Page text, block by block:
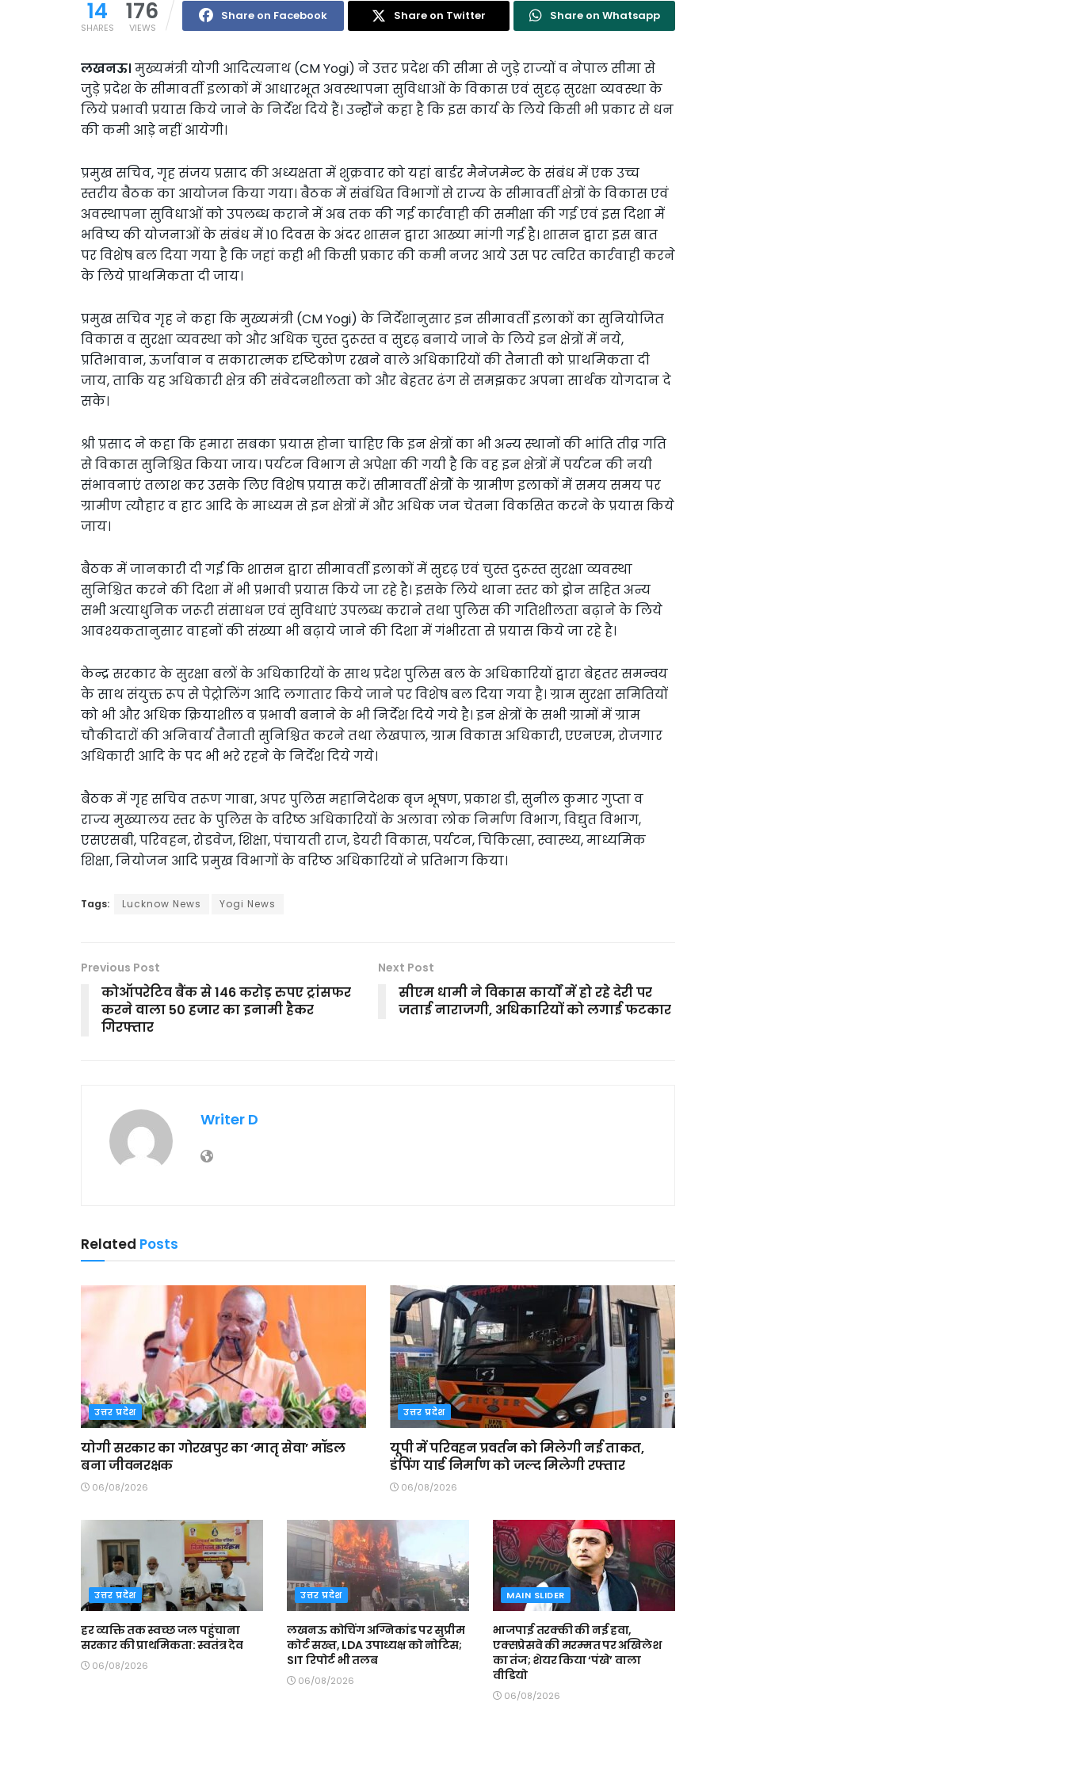
14
SHARES
176
VIEWS
Share on Facebook Share on Twitter Share on Whatsapp
लखनऊ। मुख्यमंत्री योगी आदित्यनाथ (CM Yogi) ने उत्तर प्रदेश की सीमा से जुड़े राज्यों व नेपाल सीमा से
जुड़े प्रदेश के सीमावर्ती इलाकों में आधारभूत अवस्थापना सुविधाओं के विकास एवं सुदृढ़ सुरक्षा व्यवस्था के
लिये प्रभावी प्रयास किये जाने के निर्देश दिये हैं। उन्होेंने कहा है कि इस कार्य के लिये किसी भी प्रकार से धन
की कमी आड़े नहीं आयेगी।
प्रमुख सचिव, गृह संजय प्रसाद की अध्यक्षता में शुक्रवार को यहां बार्डर मैनेजमेन्ट के संबंध में एक उच्च
स्तरीय बैठक का आयोजन किया गया। बैठक में संबंधित विभागों से राज्य के सीमावर्ती क्षेत्रों के विकास एवं
अवस्थापना सुविधाओं को उपलब्ध कराने में अब तक की गई कार्रवाही की समीक्षा की गई एवं इस दिशा में
भविष्य की योजनाओं के संबंध में 10 दिवस के अंदर शासन द्वारा आख्या मांगी गई है। शासन द्वारा इस बात
पर विशेष बल दिया गया है कि जहां कही भी किसी प्रकार की कमी नजर आये उस पर त्वरित कार्रवाही करने
के लिये प्राथमिकता दी जाय।
प्रमुख सचिव गृह ने कहा कि मुख्यमंत्री (CM Yogi) के निर्देशानुसार इन सीमावर्ती इलाकों का सुनियोजित
विकास व सुरक्षा व्यवस्था को और अधिक चुस्त दुरूस्त व सुदृढ़ बनाये जाने के लिये इन क्षेत्रों में नये,
प्रतिभावान, ऊर्जावान व सकारात्मक दृष्टिकोण रखने वाले अधिकारियों की तैनाती को प्राथमिकता दी
जाय, ताकि यह अधिकारी क्षेत्र की संवेदनशीलता को और बेहतर ढंग से समझकर अपना सार्थक योगदान दे
सके।
श्री प्रसाद ने कहा कि हमारा सबका प्रयास होना चाहिए कि इन क्षेत्रों का भी अन्य स्थानों की भांति तीव्र गति
से विकास सुनिश्चित किया जाय। पर्यटन विभाग से अपेक्षा की गयी है कि वह इन क्षेत्रों में पर्यटन की नयी
संभावनाएं तलाश कर उसके लिए विशेष प्रयास करें। सीमावर्ती क्षेत्रोें के ग्रामीण इलाकों में समय समय पर
ग्रामीण त्यौहार व हाट आदि के माध्यम से इन क्षेत्रों में और अधिक जन चेतना विकसित करने के प्रयास किये
जाय।
बैठक में जानकारी दी गई कि शासन द्वारा सीमावर्ती इलाकों में सुदृढ़ एवं चुस्त दुरूस्त सुरक्षा व्यवस्था
सुनिश्चित करने की दिशा में भी प्रभावी प्रयास किये जा रहे है। इसके लिये थाना स्तर को ड्रोन सहित अन्य
सभी अत्याधुनिक जरूरी संसाधन एवं सुविधाएं उपलब्ध कराने तथा पुलिस की गतिशीलता बढ़ाने के लिये
आवश्यकतानुसार वाहनों की संख्या भी बढ़ाये जाने की दिशा में गंभीरता से प्रयास किये जा रहे है।
केन्द्र सरकार के सुरक्षा बलों के अधिकारियों के साथ प्रदेश पुलिस बल के अधिकारियों द्वारा बेहतर समन्वय
के साथ संयुक्त रूप से पेट्रोलिंग आदि लगातार किये जाने पर विशेष बल दिया गया है। ग्राम सुरक्षा समितियों
को भी और अधिक क्रियाशील व प्रभावी बनाने के भी निर्देश दिये गये है। इन क्षेत्रों के सभी ग्रामों में ग्राम
चौकीदारों की अनिवार्य तैनाती सुनिश्चित करने तथा लेखपाल, ग्राम विकास अधिकारी, एएनएम, रोजगार
अधिकारी आदि के पद भी भरे रहने के निर्देश दिये गये।
बैठक में गृह सचिव तरूण गाबा, अपर पुलिस महानिदेशक बृज भूषण, प्रकाश डी, सुनील कुमार गुप्ता व
राज्य मुख्यालय स्तर के पुलिस के वरिष्ठ अधिकारियों के अलावा लोक निर्माण विभाग, विद्युत विभाग,
एसएसबी, परिवहन, रोडवेज, शिक्षा, पंचायती राज, डेयरी विकास, पर्यटन, चिकित्सा, स्वास्थ्य, माध्यमिक
शिक्षा, नियोजन आदि प्रमुख विभागों के वरिष्ठ अधिकारियों ने प्रतिभाग किया।
Tags: Lucknow News Yogi News
Previous Post
कोऑपरेटिव बैंक से 146 करोड़ रुपए ट्रांसफर
करने वाला 50 हजार का इनामी हैकर
गिरफ्तार
Next Post
सीएम धामी ने विकास कार्यों में हो रहे देरी पर
जताई नाराजगी, अधिकारियों को लगाई फटकार
Writer D
Related Posts
उत्तर प्रदेश
योगी सरकार का गोरखपुर का ‘मातृ सेवा’ मॉडल
बना जीवनरक्षक
06/08/2026
उत्तर प्रदेश
यूपी में परिवहन प्रवर्तन को मिलेगी नई ताकत,
डंपिंग यार्ड निर्माण को जल्द मिलेगी रफ्तार
06/08/2026
उत्तर प्रदेश
हर व्यक्ति तक स्वच्छ जल पहुंचाना
सरकार की प्राथमिकता: स्वतंत्र देव
06/08/2026
उत्तर प्रदेश
लखनऊ कोचिंग अग्निकांड पर सुप्रीम
कोर्ट सख्त, LDA उपाध्यक्ष को नोटिस;
SIT रिपोर्ट भी तलब
06/08/2026
MAIN SLIDER
भाजपाई तरक्की की नई हवा,
एक्सप्रेसवे की मरम्मत पर अखिलेश
का तंज; शेयर किया ‘पंखे’ वाला
वीडियो
06/08/2026